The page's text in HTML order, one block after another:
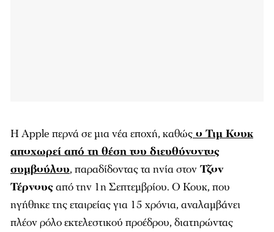
Η Apple περνά σε μια νέα εποχή, καθώς ο Τιμ Κουκ
αποχωρεί από τη θέση του διευθύνοντος
συμβούλου, παραδίδοντας τα ηνία στον Τζον
Τέρνουςαπό την 1η Σεπτεμβρίου. Ο Κουκ, που
ηγήθηκε της εταιρείας για 15 χρόνια, αναλαμβάνει
πλέον ρόλο εκτελεστικού προέδρου, διατηρώντας